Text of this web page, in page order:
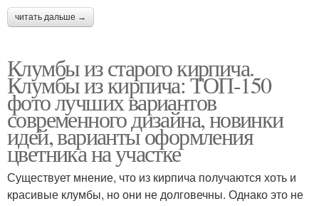
читать дальше →
Клумбы из старого кирпича.
Клумбы из кирпича: ТОП-150
фото лучших вариантов
современного дизайна, новинки
идей, варианты оформления
цветника на участке
Существует мнение, что из кирпича получаются хоть и
красивые клумбы, но они не долговечны. Однако это не